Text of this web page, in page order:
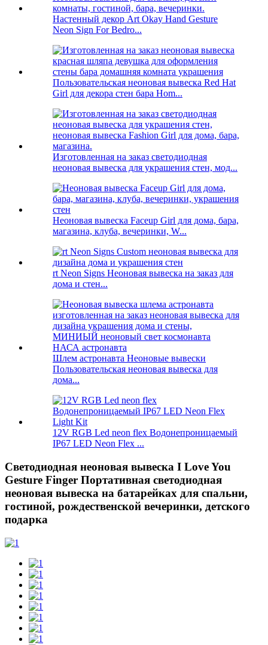
Настенный декор Art Okay Hand Gesture
Neon Sign For Bedro...
Пользовательская неоновая вывеска Red Hat
Girl для декора стен бара Hom...
Изготовленная на заказ светодиодная
неоновая вывеска для украшения стен, мод...
Неоновая вывеска Faceup Girl для дома, бара,
магазина, клуба, вечеринки, W...
rt Neon Signs Неоновая вывеска на заказ для
дома и стен...
Шлем астронавта Неоновые вывески
Пользовательская неоновая вывеска для
дома...
12V RGB Led neon flex Водонепроницаемый
IP67 LED Neon Flex ...
Светодиодная неоновая вывеска I Love You
Gesture Finger Портативная светодиодная
неоновая вывеска на батарейках для спальни,
гостиной, рождественской вечеринки, детского
подарка